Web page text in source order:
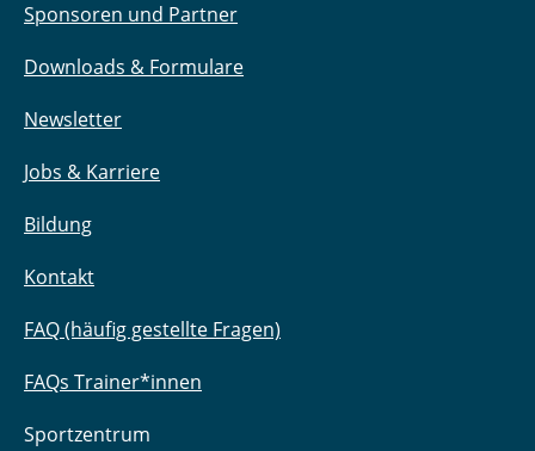
Sponsoren und Partner
Downloads & Formulare
Newsletter
Jobs & Karriere
Bildung
Kontakt
FAQ (häufig gestellte Fragen)
FAQs Trainer*innen
Sportzentrum